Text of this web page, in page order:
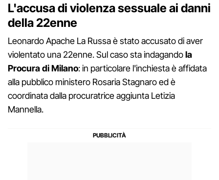
L'accusa di violenza sessuale ai danni
della 22enne
Leonardo Apache La Russa è stato accusato di aver
violentato una 22enne. Sul caso sta indagandola
Procura di Milano: in particolare l'inchiesta è affidata
alla pubblico ministero Rosaria Stagnaro ed è
coordinata dalla procuratrice aggiunta Letizia
Mannella.